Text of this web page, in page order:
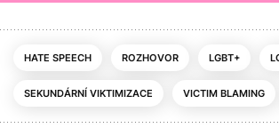
HATE SPEECH ROZHOVOR LGBT+
SEKUNDÁRNÍ VIKTIMIZACE VICTIM BLAMING